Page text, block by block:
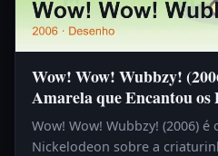
Wow! Wow! Wubbzy!
Amarela que Encantou os
Wow! Wow! Wubbzy! (2006)
Nickelodeon sobre a